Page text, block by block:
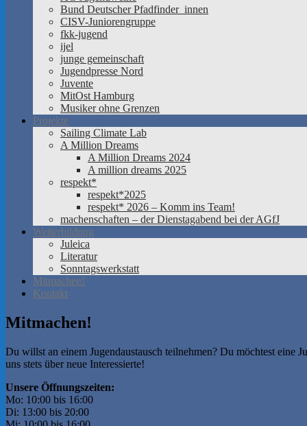
Bund Deutscher Pfadfinder_innen
CISV-Juniorengruppe
fkk-jugend
ijel
junge gemeinschaft
Jugendpresse Nord
Juvente
MitOst Hamburg
Musiker ohne Grenzen
Projekte
Sailing Climate Lab
A Million Dreams
A Million Dreams 2024
A million dreams 2025
respekt*
respekt*2025
respekt* 2026 – Komm ins Team!
machenschaften – der Dienstagabend bei der AGfJ
Weiterbildung
Juleica
Literatur
Sonntagswerkstatt
Mitmachen!
Kontakt
Mitmachen!
Du willst an einem Jugendaustausch teilnehmen? Du möchtest eine
uns stets über neue Interessierte!
Unsere Öffnungszeiten:
Mo: 10:00 bis 16:00
Di: 13:00 bis 20:00